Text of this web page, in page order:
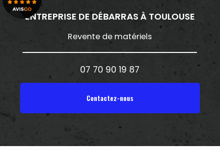
ENTREPRISE DE DÉBARRAS À TOULOUSE
Revente de matériels
07 70 90 19 87
Contactez-nous